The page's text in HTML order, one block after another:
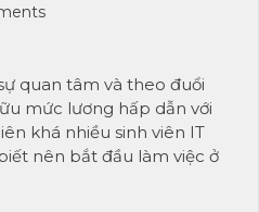
quan tâm và theo đuổi
mức lương hấp dẫn với
khá nhiều sinh viên IT
nên bắt đầu làm việc ở